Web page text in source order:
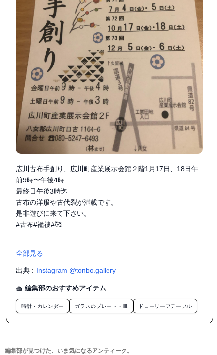
広川古布手創り、広川町産業展示会館２階1月17日、18日午
前9時〜午後4時
最終日午後3時迄
古布の洋服や古代裂が満載です。
是非遊びに来て下さい。
#古布#襤褸#🥰
全部見る
出典： Instagram @tonbo.gallery
🧺 編集部のおすすめアイテム
時計・カレンダー ガラスのプレート・皿 ドローリーフテーブル
編集部が見つけた、いま気になるアンティーク。